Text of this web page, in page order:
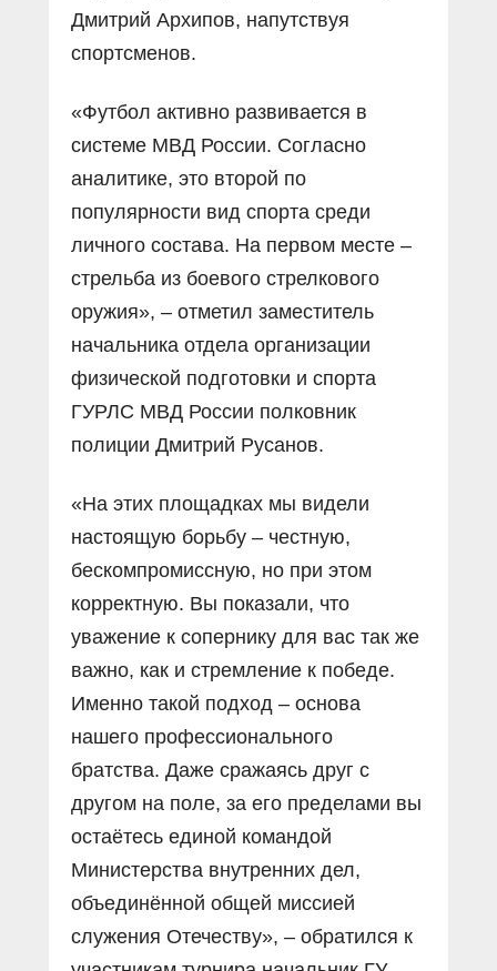
Дмитрий Архипов, напутствуя
спортсменов.
«Футбол активно развивается в
системе МВД России. Согласно
аналитике, это второй по
популярности вид спорта среди
личного состава. На первом месте –
стрельба из боевого стрелкового
оружия», – отметил заместитель
начальника отдела организации
физической подготовки и спорта
ГУРЛС МВД России полковник
полиции Дмитрий Русанов.
«На этих площадках мы видели
настоящую борьбу – честную,
бескомпромиссную, но при этом
корректную. Вы показали, что
уважение к сопернику для вас так же
важно, как и стремление к победе.
Именно такой подход – основа
нашего профессионального
братства. Даже сражаясь друг с
другом на поле, за его пределами вы
остаётесь единой командой
Министерства внутренних дел,
объединённой общей миссией
служения Отечеству», – обратился к